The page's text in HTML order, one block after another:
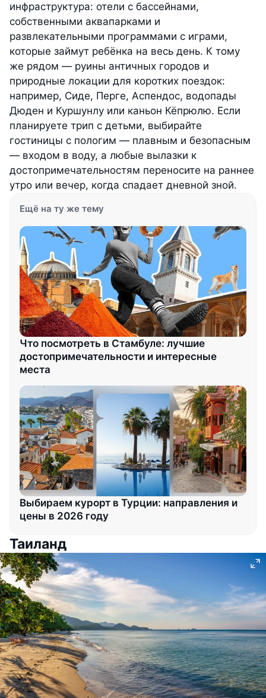
инфраструктура: отели с бассейнами,
собственными аквапарками и
развлекательными программами с играми,
которые займут ребёнка на весь день. К тому
же рядом — руины античных городов и
природные локации для коротких поездок:
например, Сиде, Перге, Аспендос, водопады
Дюден и Куршунлу или каньон Кёпрюлю. Если
планируете трип с детьми, выбирайте
гостиницы с пологим — плавным и безопасным
— входом в воду, а любые вылазки к
достопримечательностям переносите на раннее
утро или вечер, когда спадает дневной зной.
Ещё на ту же тему
Что посмотреть в Стамбуле: лучшие
достопримечательности и интересные
места
Выбираем курорт в Турции: направления и
цены в 2026 году
Таиланд